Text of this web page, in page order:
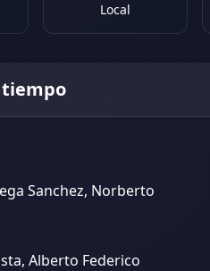
Local
tiempo
Sanchez, Norberto
Alberto Federico